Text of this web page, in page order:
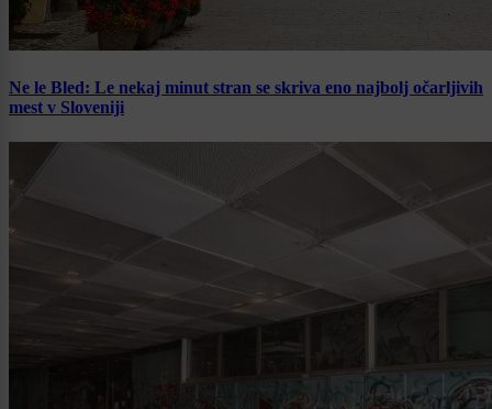
Ne le Bled: Le nekaj minut stran se skriva eno najbolj očarljivih
mest v Sloveniji